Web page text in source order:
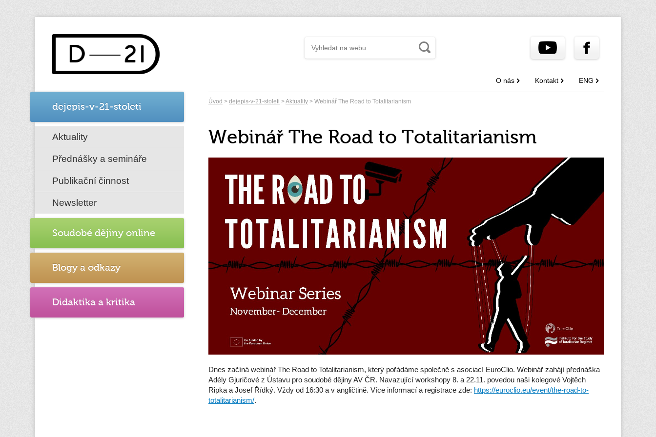
O nás Kontakt ENG
dejepis-v-21-stoleti
Aktuality
Přednášky a semináře
Publikační činnost
Newsletter
Soudobé dějiny online
Blogy a odkazy
Didaktika a kritika
Úvod > dejepis-v-21-stoleti >Aktuality > Webinář The Road to Totalitarianism
Webinář The Road to Totalitarianism
Dnes začíná webinář The Road to Totalitarianism, který pořádáme společně s asociací EuroClio. Webinář zahájí přednáška
Adély Gjuričové z Ústavu pro soudobé dějiny AV ČR. Navazující workshopy 8. a 22.11. povedou naši kolegové Vojtěch
Ripka a Josef Řídký. Vždy od 16:30 a v angličtině. Více informací a registrace zde: https://euroclio.eu/event/the-road-to-
totalitarianism/.